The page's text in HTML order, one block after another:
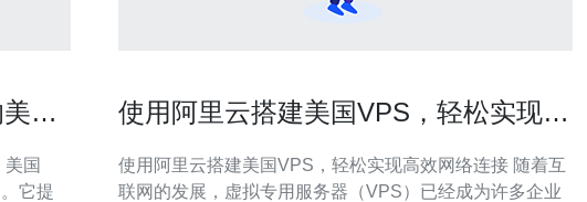
国
它提
使用阿里云搭建美国VPS，轻松实现高
使用阿里云搭建美国VPS，轻松实现高效网络连接 随着互
联网的发展，虚拟专用服务器（VPS）已经成为许多企业